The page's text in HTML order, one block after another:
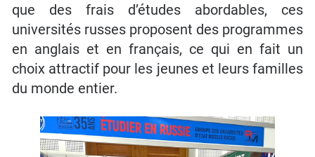
que des frais d’études abordables, ces
universités russes proposent des programmes
en anglais et en français, ce qui en fait un
choix attractif pour les jeunes et leurs familles
du monde entier.